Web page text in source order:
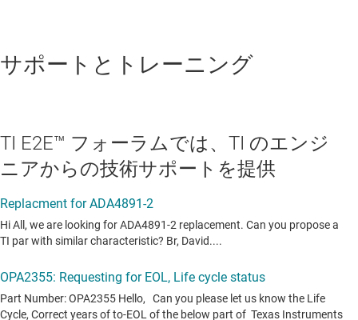
サポートとトレーニング
TI E2E™ フォーラムでは、TI のエンジ
ニアからの技術サポートを提供